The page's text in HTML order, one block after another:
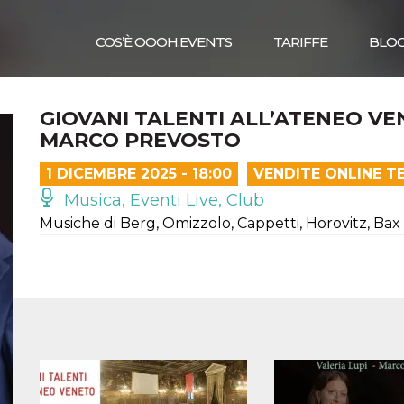
COS’È OOOH.EVENTS TARIFFE
GIOVANI TALENTI ALL’ATENEO
MARCO PREVOSTO
1 DICEMBRE 2025 - 18:00 VENDITE ONLINE
Musica, Eventi Live, Club
Musiche di Berg, Omizzolo, Cappetti, Horovitz, Bax